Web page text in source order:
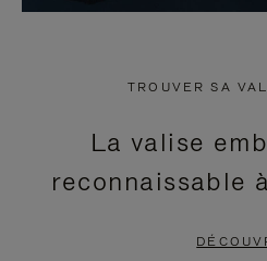
TROUVER SA
La valise
reconnaissable